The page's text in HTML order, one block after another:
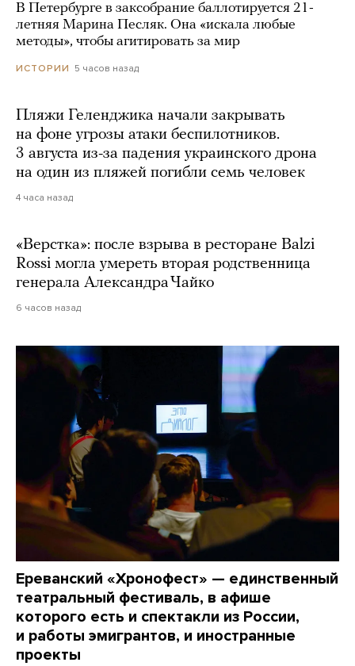
В Петербурге в заксобрание баллотируется 21-
летняя Марина Песляк. Она «искала любые
методы», чтобы агитировать за мир
ИСТОРИИ 5 часов назад
Пляжи Геленджика начали закрывать
на фоне угрозы атаки беспилотников.
3 августа из-за падения украинского дрона
на один из пляжей погибли семь человек
4 часа назад
«Верстка»: после взрыва в ресторане Balzi
Rossi могла умереть вторая родственница
генерала Александра Чайко
6 часов назад
Ереванский «Хронофест» — единственный
театральный фестиваль, в афише
которого есть и спектакли из России,
и работы эмигрантов, и иностранные
проекты